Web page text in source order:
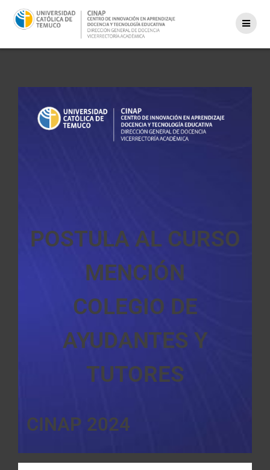
POSTULA AL CURSO
MENCIÓN
COLEGIO DE
AYUDANTES Y
TUTORES
CINAP 2024